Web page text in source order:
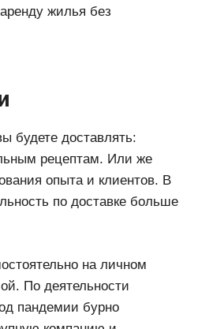
жилья без
будете доставлять:
рецептам. Или же
опыта и клиентов. В
по доставке больше
на личном
По деятельности
пандемии бурно